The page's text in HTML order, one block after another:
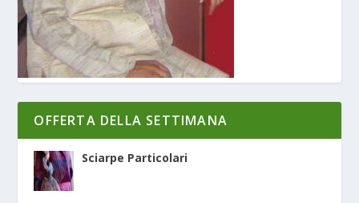
OFFERTA DELLA SETTIMANA
Sciarpe Particolari